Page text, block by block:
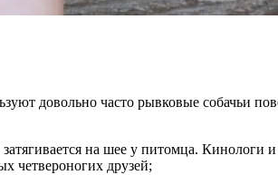
довольно часто рывковые собачьи
на шее у питомца.
четвероногих друзей;